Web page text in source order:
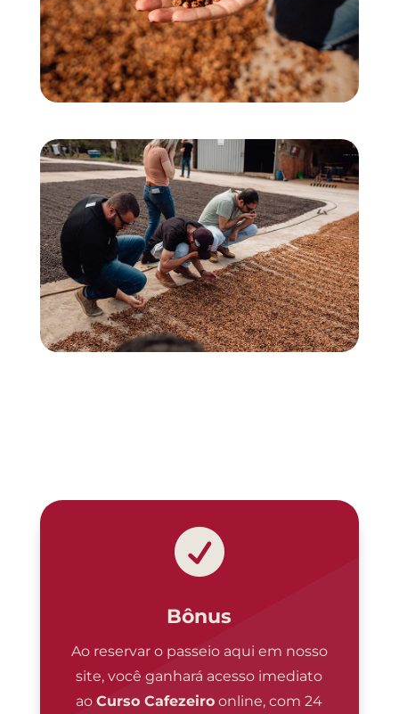

Bônus
Ao reservar o passeio aqui em nosso
site, você ganhará acesso imediato
aoCurso Cafezeiro online, com 24